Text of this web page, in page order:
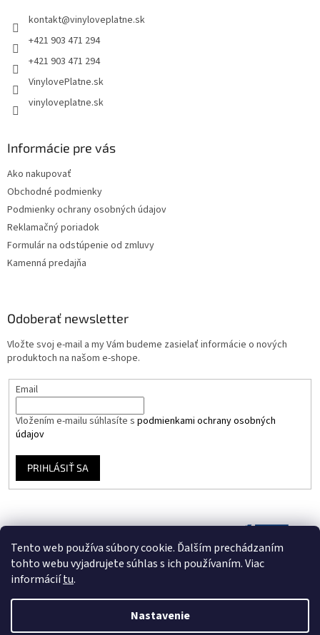
Tento web používa súbory cookie. Ďalším prechádzaním
tohto webu vyjadrujete súhlas s ich používaním. Viac
informáciítu.
Nastavenie
kontakt@vinyloveplatne.sk
+421 903 471 294
+421 903 471 294
VinylovePlatne.sk
vinyloveplatne.sk
Informácie pre vás
Ako nakupovať
Obchodné podmienky
Podmienky ochrany osobných údajov
Reklamačný poriadok
Formulár na odstúpenie od zmluvy
Kamenná predajňa
Odoberať newsletter
Vložte svoj e-mail a my Vám budeme zasielať informácie o nových
produktoch na našom e-shope.
Email
Vložením e-mailu súhlasíte s podmienkami ochrany osobných
údajov
PRIHLÁSIŤ SA
Vytvoril Shoptet